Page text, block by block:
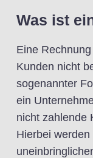
Was ist
Eine
Kunden nicht
sogenannter
ein
nicht zahlende
Hierbei